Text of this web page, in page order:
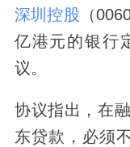
深圳控股 （
亿港元的银行
议。
协议指出，在
东贷款，必须